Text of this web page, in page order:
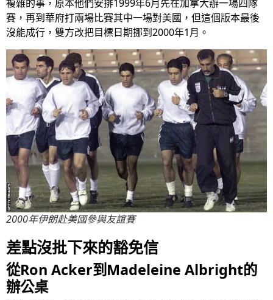
複雜的事，原本他們安排1999年6月先在加拿大辦一場四隊
賽，再到華府打兩場比賽其中一場對美國，但這個版本最後
沒能成行，雙方改把目標日期挪到2000年1月。
2000年伊朗赴美國參與友誼賽
差點沒批下來的豁免信
從Ron Acker到Madeleine Albright的
辦公桌